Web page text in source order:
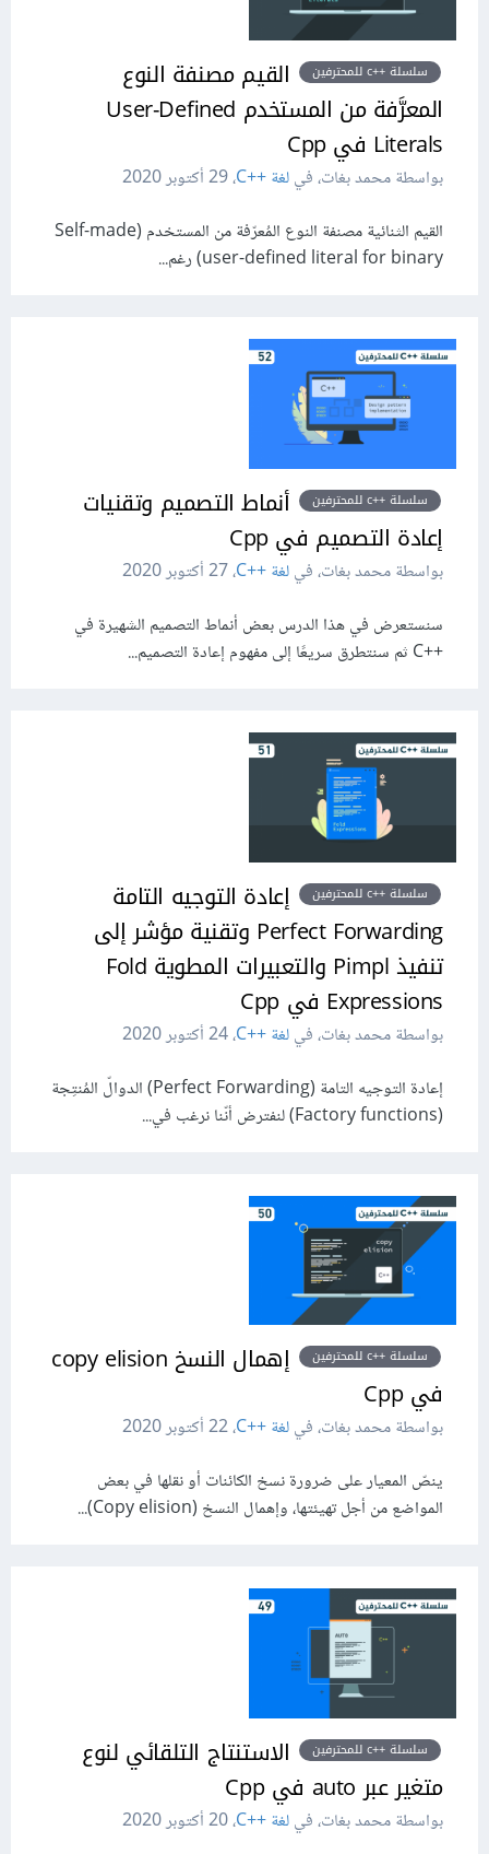
سلسلة ++c للمحترفين
القيم مصنفة النوع
المعرَّفة من المستخدم User-Deﬁned
Literals في Cpp
بواسطة محمد بغات، فيلغة C++‎ ،29 أكتوبر 2020
القيم الثنائية مصنفة النوع المُعرّفة من المستخدم (Self-made
user-deﬁned literal for binary) رغم...
سلسلة ++c للمحترفين
أنماط التصميم وتقنيات
إعادة التصميم في Cpp
بواسطة محمد بغات، فيلغة C++‎ ،27 أكتوبر 2020
سنستعرض في هذا الدرس بعض أنماط التصميم الشهيرة في
C++‎ ثم سنتطرق سريعًا إلى مفهوم إعادة التصميم...
سلسلة ++c للمحترفين
إعادة التوجيه التامة
Perfect Forwarding وتقنية مؤشر إلى
تنفيذ Pimpl والتعبيرات المطوية Fold
Expressions في Cpp
بواسطة محمد بغات، فيلغة C++‎ ،24 أكتوبر 2020
إعادة التوجيه التامة (Perfect Forwarding) الدوالّ المُنتِجة
(Factory functions) لنفترض أنّنا نرغب في...
سلسلة ++c للمحترفين
إهمال النسخ copy elision
في Cpp
بواسطة محمد بغات، فيلغة C++‎ ،22 أكتوبر 2020
ينصّ المعيار على ضرورة نسخ الكائنات أو نقلها في بعض
المواضع من أجل تهيئتها، وإهمال النسخ (Copy elision)...
سلسلة ++c للمحترفين
الاستنتاج التلقائي لنوع
متغير عبر auto في Cpp
بواسطة محمد بغات، فيلغة C++‎ ،20 أكتوبر 2020